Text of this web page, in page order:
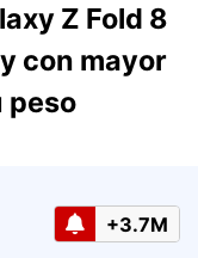
Z Fold 8
con mayor
peso
+3.7M